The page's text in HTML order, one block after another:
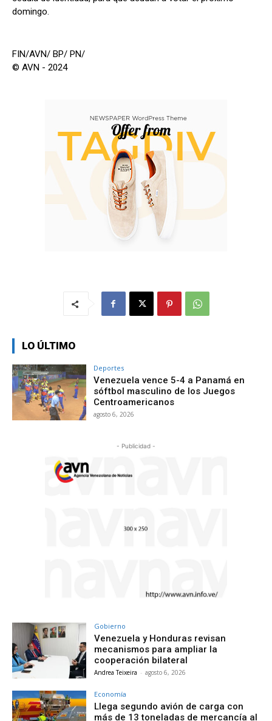
domingo.
FIN/AVN/ BP/ PN/
© AVN - 2024
LO ÚLTIMO
Deportes
Venezuela vence 5-4 a Panamá en
sóftbol masculino de los Juegos
Centroamericanos
agosto 6, 2026
- Publicidad -
Gobierno
Venezuela y Honduras revisan
mecanismos para ampliar la
cooperación bilateral
Andrea Teixeira - agosto 6, 2026
Economía
Llega segundo avión de carga con
más de 13 toneladas de mercancía al